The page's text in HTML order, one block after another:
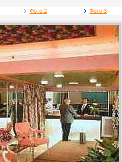
Фото 2 Фото 3